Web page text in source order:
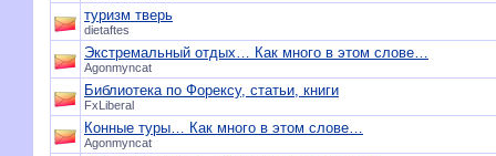
туризм тверь
dietaftes
Экстремальный отдых… Как много в этом слове…
Agonmyncat
Библиотека по Форексу, статьи, книги
FxLiberal
Конные туры… Как много в этом слове…
Agonmyncat